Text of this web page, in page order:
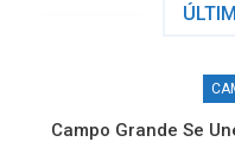
Campo Grande Se